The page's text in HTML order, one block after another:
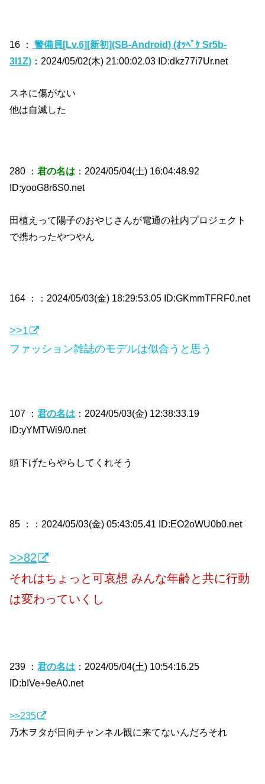
16 ：
警備員[Lv.6][新初](SB-Android) (ｵｯﾍﾟｹ Sr5b-
3l1Z) ：2024/05/02(木) 21:00:02.03 ID:dkz77i7Ur.net
スネに傷がない
他は自滅した
280 ：君の名は ：2024/05/04(土) 16:04:48.92
ID:yooG8r6S0.net
田植えって陽子のおやじさんが電通の社内プロジェクト
で携わったやつやん
164 ： ：2024/05/03(金) 18:29:53.05 ID:GKmmTFRF0.net
>>1
ファッション雑誌のモデルは似合うと思う
107 ：君の名は ：2024/05/03(金) 12:38:33.19
ID:yYMTWi9/0.net
頭下げたらやらしてくれそう
85 ： ：2024/05/03(金) 05:43:05.41 ID:EO2oWU0b0.net
>>82
それはちょっと可哀想 みんな年齢と共に行動
は変わっていくし
239 ：君の名は ：2024/05/04(土) 10:54:16.25
ID:bIVe+9eA0.net
>>235
乃木ヲタが日向チャンネル観に来てないんだろそれ